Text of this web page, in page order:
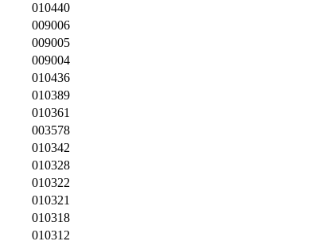
010440
009006
009005
009004
010436
010389
010361
003578
010342
010328
010322
010321
010318
010312